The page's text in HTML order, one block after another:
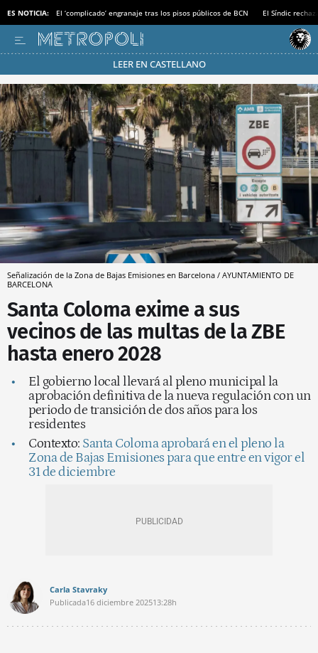
ES NOTICIA: El ‘complicado’ engranaje tras los pisos públicos de BCN El Síndic
LEER EN CASTELLANO
Pásate al MODO AHORRO
Señalización de la Zona de Bajas Emisiones en Barcelona / AYUNTAMIENTO DE
BARCELONA
Santa Coloma exime a sus
vecinos de las multas de la ZBE
hasta enero 2028
El gobierno local llevará al pleno municipal la
aprobación definitiva de la nueva regulación con un
periodo de transición de dos años para los
residentes
Contexto: Santa Coloma aprobará en el pleno la
Zona de Bajas Emisiones para que entre en vigor el
31 de diciembre
Carla Stavraky
Publicada16 diciembre 202513:28h